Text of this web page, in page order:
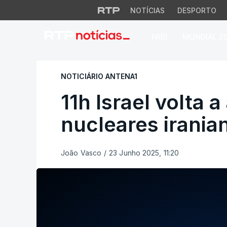
NOTÍCIAS DESPORTO
11h Israel volta a
NOTICIÁRIO ANTENA1
11h Israel volta
nucleares
João Vasco / 23 Junho 2025, 11:20